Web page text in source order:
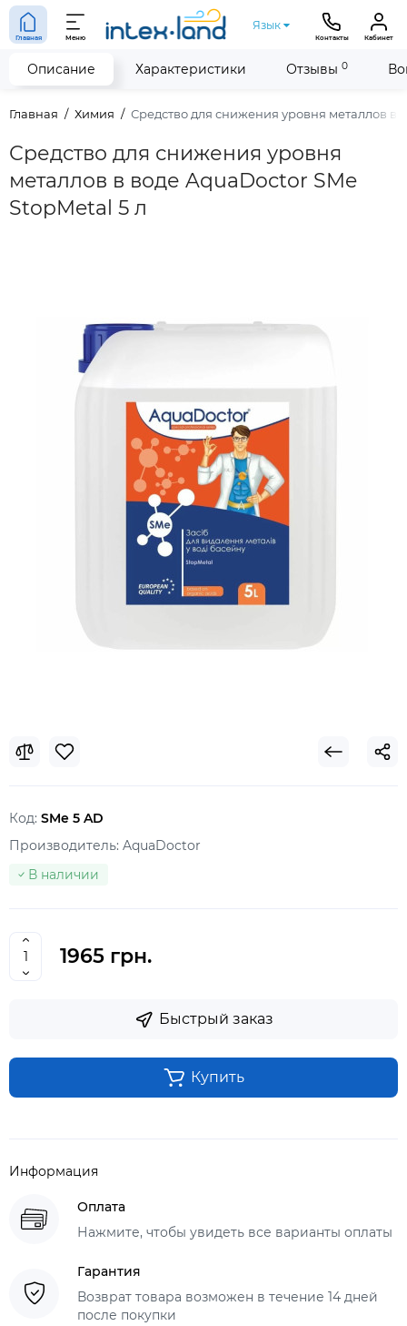
Главная Меню
Язык
Контакты Кабинет
Главная Химия Средство для снижения уровня металлов в
Средство для снижения уровня
металлов в воде AquaDoctor SMe
StopMetal 5 л
Код: SMe 5 AD
Производитель: AquaDoctor
В наличии
1965 грн.
Быстрый заказ
Купить
Информация
Оплата
Нажмите, чтобы увидеть все варианты оплаты
Гарантия
Возврат товара возможен в течение 14 дней
после покупки
Описание Характеристики Отзывы 0